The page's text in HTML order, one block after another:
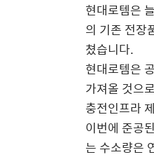
현대로템은
의 기존 전장
쳤습니다.
현대로템은
가져올 것으
충전인프라
이번에 준공
는 수소량은